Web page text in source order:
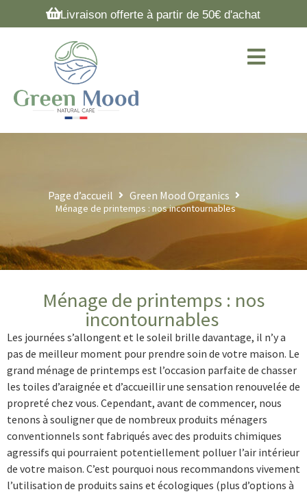
Livraison offerte à partir de 50€ d'achat
Page d’accueil Green Mood Organics
Ménage de printemps : nos incontournables
Ménage de printemps : nos
incontournables
Les journées s’allongent et le soleil brille davantage, il n’y a
pas de meilleur moment pour prendre soin de votre maison. Le
grand ménage de printemps est l’occasion parfaite de chasser
les toiles d’araignée et d’accueillir une sensation renouvelée de
propreté chez vous. Cependant, avant de commencer, nous
tenons à souligner que de nombreux produits ménagers
conventionnels sont fabriqués avec des produits chimiques
agressifs qui pourraient potentiellement polluer l’air intérieur
de votre maison. C’est pourquoi nous recommandons vivement
l’utilisation de produits sains et écologiques (plus d’options à